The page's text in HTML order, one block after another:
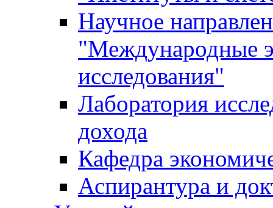
Научное
"Международные
исследования"
Лаборатория
дохода
Кафедра
Аспирантура и